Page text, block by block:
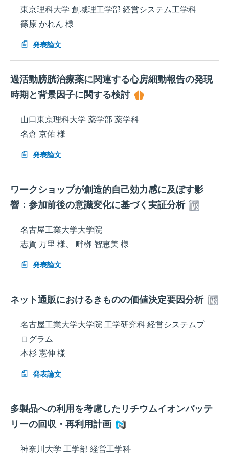
東京理科大学 創域理工学部 経営システム工学科
篠原 かれん 様
発表論文
過活動膀胱治療薬に関連する心房細動報告の発現
時期と背景因子に関する検討
山口東京理科大学 薬学部 薬学科
名倉 京佑 様
発表論文
ワークショップが創造的自己効力感に及ぼす影
響：参加前後の意識変化に基づく実証分析
名古屋工業大学大学院
志賀 万里 様、 畔栁 智恵美 様
発表論文
ネット通販におけるきものの価値決定要因分析
名古屋工業大学大学院 工学研究科 経営システムプ
ログラム
本杉 憲伸 様
発表論文
多製品への利用を考慮したリチウムイオンバッテ
リーの回収・再利用計画
神奈川大学 工学部 経営工学科